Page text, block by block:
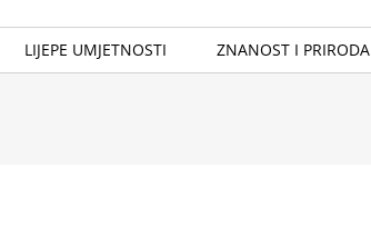
LIJEPE UMJETNOSTI ZNANOST I PRIRODA